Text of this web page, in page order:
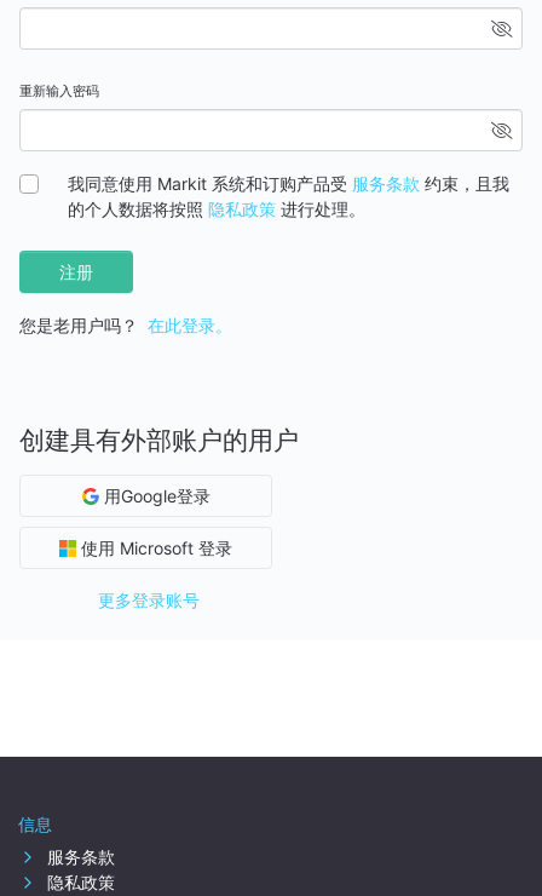
重新输入密码
我同意使用 Markit 系统和订购产品受 服务条款 约束，且我
的个人数据将按照 隐私政策 进行处理。
注册
您是老用户吗？ 在此登录。
创建具有外部账户的用户
用Google登录
使用 Microsoft 登录
更多登录账号
信息
服务条款
隐私政策